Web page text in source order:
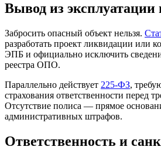
Вывод из эксплуатации
Забросить опасный объект нельзя.
разработать проект ликвидации или
ЭПБ и официально исключить
реестра ОПО.
Параллельно действует 225-ФЗ,
страхования ответственности перед
Отсутствие полиса — прямое
административных штрафов.
Ответственность и